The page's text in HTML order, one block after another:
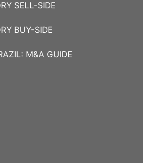
SELL-SIDE
BUY-SIDE
M&A GUIDE